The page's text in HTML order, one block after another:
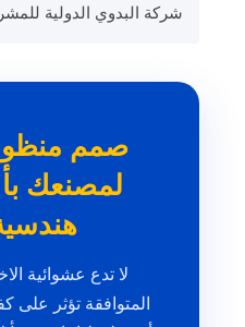
شركة البدوي الدولية
صمم
لمصنعك
لا تدع عشوائية
المتوافقة تؤثر على